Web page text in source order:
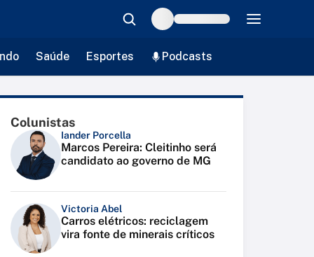
Saúde Esportes Podcasts
Colunistas
Iander Porcella
Marcos Pereira: Cleitinho será
candidato ao governo de MG
Victoria Abel
Carros elétricos: reciclagem
vira fonte de minerais críticos